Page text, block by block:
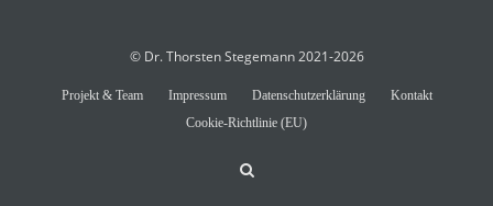
© Dr. Thorsten Stegemann 2021-2026
Projekt & Team Impressum Datenschutzerklärung
Kontakt
Cookie-Richtlinie (EU)